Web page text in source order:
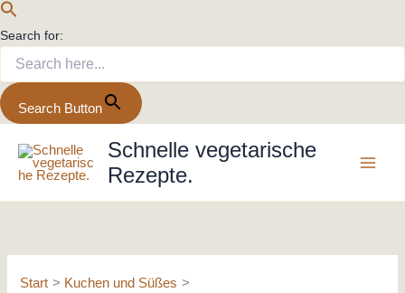
Search for:
Search Button
Inhalt
springen
Schnelle vegetarische
Rezepte.
Start
Kuchen und Süßes